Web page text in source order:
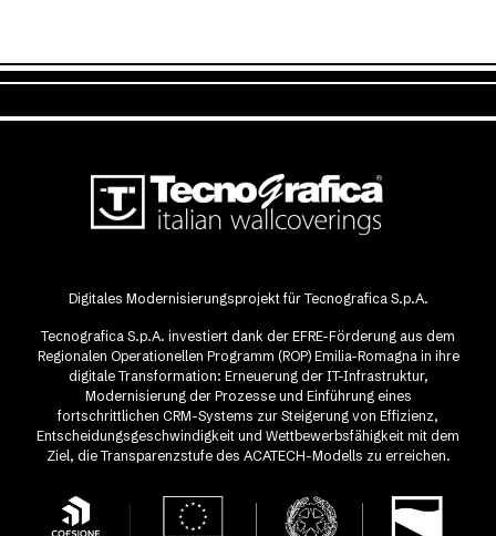
Digitales Modernisierungsprojekt für Tecnografica S.p.A.
Tecnografica S.p.A. investiert dank der EFRE-Förderung aus dem
Regionalen Operationellen Programm (ROP) Emilia-Romagna in ihre
digitale Transformation: Erneuerung der IT-Infrastruktur,
Modernisierung der Prozesse und Einführung eines
fortschrittlichen CRM-Systems zur Steigerung von Effizienz,
Entscheidungsgeschwindigkeit und Wettbewerbsfähigkeit mit dem
Ziel, die Transparenzstufe des ACATECH-Modells zu erreichen.